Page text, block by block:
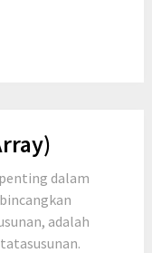
dalam
adalah